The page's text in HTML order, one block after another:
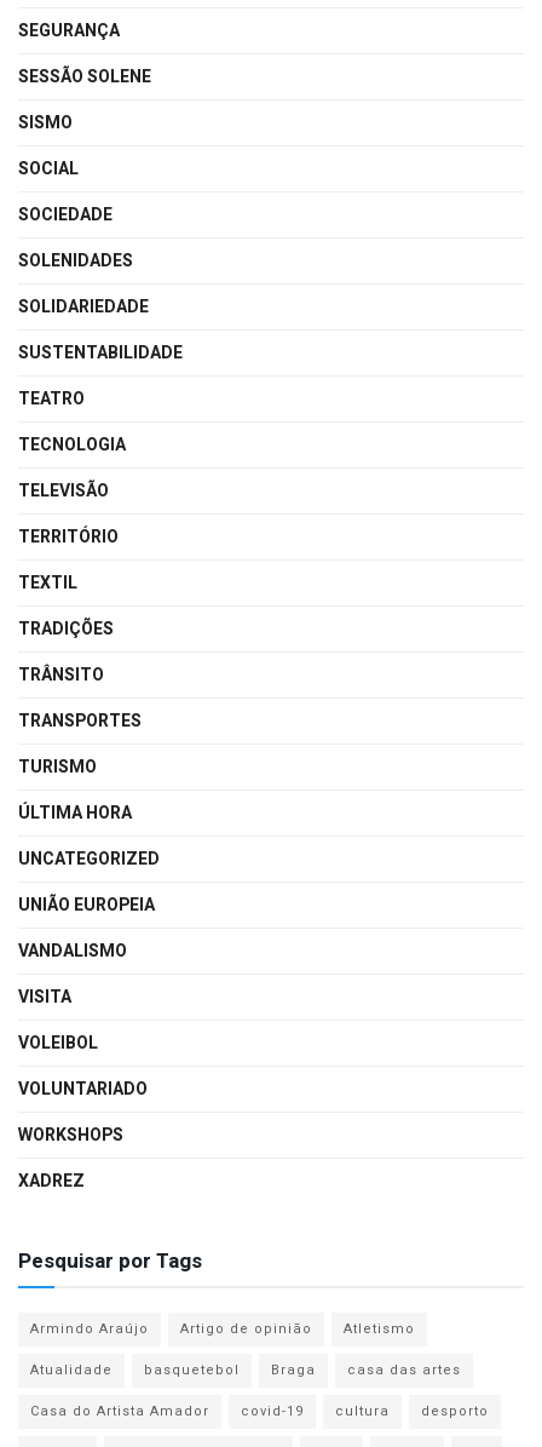
SEGURANÇA
SESSÃO SOLENE
SISMO
SOCIAL
SOCIEDADE
SOLENIDADES
SOLIDARIEDADE
SUSTENTABILIDADE
TEATRO
TECNOLOGIA
TELEVISÃO
TERRITÓRIO
TEXTIL
TRADIÇÕES
TRÂNSITO
TRANSPORTES
TURISMO
ÚLTIMA HORA
UNCATEGORIZED
UNIÃO EUROPEIA
VANDALISMO
VISITA
VOLEIBOL
VOLUNTARIADO
WORKSHOPS
XADREZ
Pesquisar por Tags
Armindo Araújo Artigo de opinião
Atletismo
Atualidade
basquetebol Braga
casa das artes
Casa do Artista Amador
covid-19 cultura
desporto